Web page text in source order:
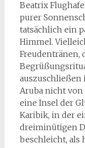
Beatrix
purer
tatsächlich ein
Himmel.
Freudentränen,
auszuschließen
Aruba nicht von
eine Insel der
Karibik, in der
dreiminütigen
beschleicht, als